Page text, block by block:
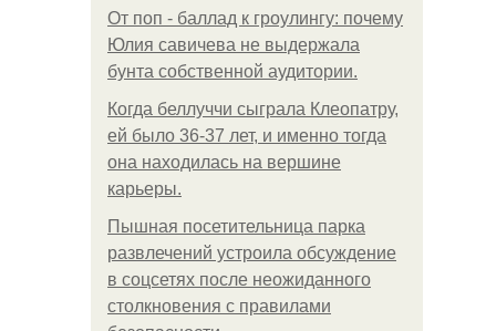
От поп - баллад к гроулингу: почему
Юлия савичева не выдержала
бунта собственной аудитории.
Когда беллуччи сыграла Клеопатру,
ей было 36-37 лет, и именно тогда
она находилась на вершине
карьеры.
Пышная посетительница парка
развлечений устроила обсуждение
в соцсетях после неожиданного
столкновения с правилами